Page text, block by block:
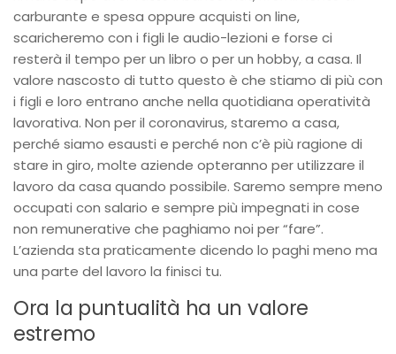
carburante e spesa oppure acquisti on line,
scaricheremo con i figli le audio-lezioni e forse ci
resterà il tempo per un libro o per un hobby, a casa. Il
valore nascosto di tutto questo è che stiamo di più con
i figli e loro entrano anche nella quotidiana operatività
lavorativa. Non per il coronavirus, staremo a casa,
perché siamo esausti e perché non c’è più ragione di
stare in giro, molte aziende opteranno per utilizzare il
lavoro da casa quando possibile. Saremo sempre meno
occupati con salario e sempre più impegnati in cose
non remunerative che paghiamo noi per “fare”.
L’azienda sta praticamente dicendo lo paghi meno ma
una parte del lavoro la finisci tu.
Ora la puntualità ha un valore
estremo